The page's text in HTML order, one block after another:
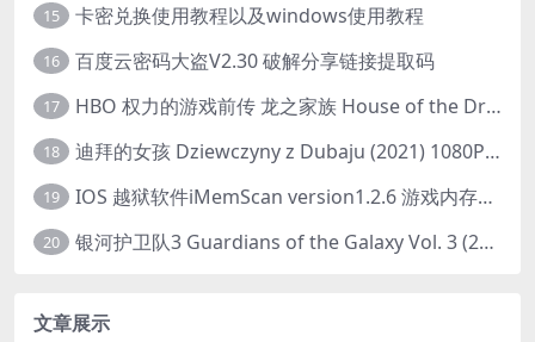
15 卡密兑换使用教程以及windows使用教程
16 百度云密码大盗V2.30 破解分享链接提取码
17 HBO 权力的游戏前传 龙之家族 House of the Dragon (2022) 中字 1080P 更新4集
18 迪拜的女孩 Dziewczyny z Dubaju (2021) 1080P 中字
19 IOS 越狱软件iMemScan version1.2.6 游戏内存修改器
20 银河护卫队3 Guardians of the Galaxy Vol. 3 (2023)4K高清资源1080p只分享精品
文章展示